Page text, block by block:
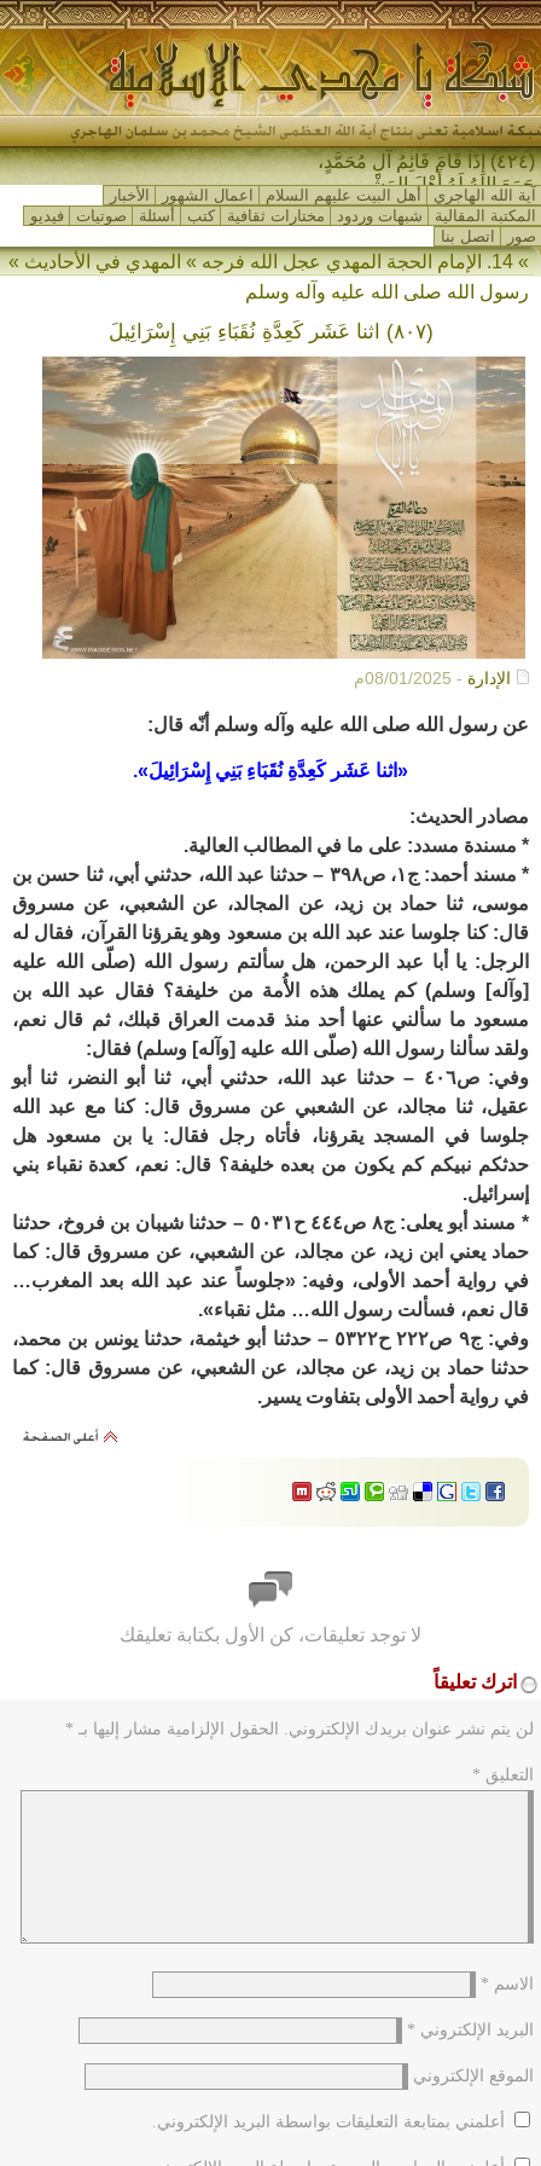
(٤٢٤) إِذَا قَامَ قَائِمُ آلِ مُحَمَّدٍ،
جَمَعَ اللهُ لَهُ أَهْلَ المَشْرِقِ و-
آية الله الهاجري أهل البيت عليهم السلام اعمال الشهور
الأخبار
المكتبة المقالية
شبهات وردود مختارات ثقافية كتب أسئلة صوتيات
فيديو
صور
اتصل بنا
» 14. الإمام الحجة المهدي عجل الله فرجه » المهدي في الأحاديث »
رسول الله صلى الله عليه وآله وسلم
(٨٠٧) اثنا عَشَر كَعِدَّةِ نُقَبَاءِ بَنِي إِسْرَائِيلَ
الإدارة - 08/01/2025م
عن رسول الله صلى الله عليه وآله وسلم أنّه قال:
«اثنا عَشَر كَعِدَّةِ نُقَبَاءِ بَنِي إِسْرَائِيلَ».
مصادر الحديث:
* مسندة مسدد: على ما في المطالب العالية.
* مسند أحمد: ج١، ص٣٩٨ – حدثنا عبد الله، حدثني أبي، ثنا حسن بن
موسى، ثنا حماد بن زيد، عن المجالد، عن الشعبي، عن مسروق
قال: كنا جلوسا عند عبد الله بن مسعود وهو يقرؤنا القرآن، فقال له
الرجل: يا أبا عبد الرحمن، هل سألتم رسول الله (صلّى الله عليه
[وآله] وسلم) كم يملك هذه الأُمة من خليفة؟ فقال عبد الله بن
مسعود ما سألني عنها أحد منذ قدمت العراق قبلك، ثم قال نعم،
ولقد سألنا رسول الله (صلّى الله عليه [وآله] وسلم) فقال:
وفي: ص٤٠٦ – حدثنا عبد الله، حدثني أبي، ثنا أبو النضر، ثنا أبو
عقيل، ثنا مجالد، عن الشعبي عن مسروق قال: كنا مع عبد الله
جلوسا في المسجد يقرؤنا، فأتاه رجل فقال: يا بن مسعود هل
حدثكم نبيكم كم يكون من بعده خليفة؟ قال: نعم، كعدة نقباء بني
إسرائيل.
* مسند أبو يعلى: ج٨ ص٤٤٤ ح٥٠٣١ – حدثنا شيبان بن فروخ، حدثنا
حماد يعني ابن زيد، عن مجالد، عن الشعبي، عن مسروق قال: كما
في رواية أحمد الأولى، وفيه: «جلوساً عند عبد الله بعد المغرب…
قال نعم، فسألت رسول الله… مثل نقباء».
وفي: ج٩ ص٢٢٢ ح٥٣٢٢ – حدثنا أبو خيثمة، حدثنا يونس بن محمد،
حدثنا حماد بن زيد، عن مجالد، عن الشعبي، عن مسروق قال: كما
في رواية أحمد الأولى بتفاوت يسير.
لا توجد تعليقات، كن الأول بكتابة تعليقك
اترك تعليقاً
لن يتم نشر عنوان بريدك الإلكتروني. الحقول الإلزامية مشار إليها بـ *
التعليق *
الاسم *
البريد الإلكتروني *
الموقع الإلكتروني
أعلمني بمتابعة التعليقات بواسطة البريد الإلكتروني.